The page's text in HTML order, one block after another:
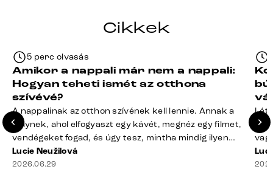
Cikkek
5 perc olvasás
Amikor a nappali már nem a nappali:
Hogyan teheti ismét az otthona
szívévé?
A nappalinak az otthon szívének kell lennie. Annak a
helynek, ahol elfogyaszt egy kávét, megnéz egy filmet,
vendégeket fogad, és úgy tesz, mintha mindig ilyen
rend lenne. A valóság? A takaró félig a kanapén hever,
a távirányító rejtélyes módon eltűnt, a dohányzóasztal
Lucie Neužilová
2026.06.29